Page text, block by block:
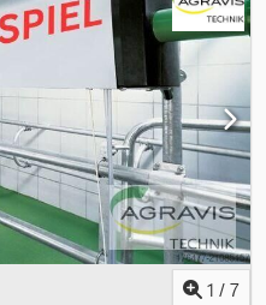
1 / 7